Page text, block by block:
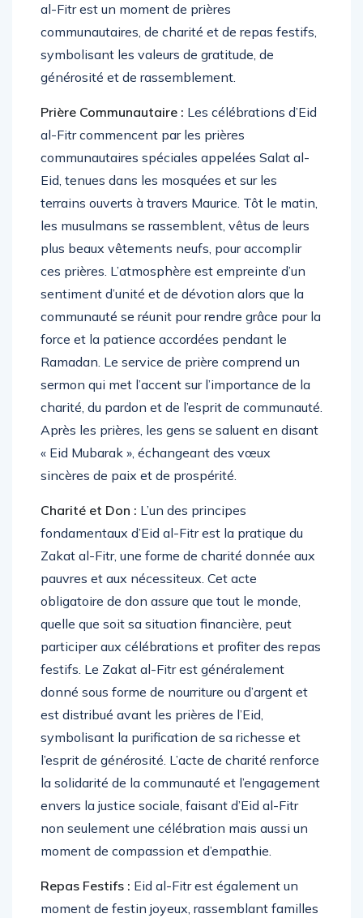
al-Fitr est un moment de prières
communautaires, de charité et de repas festifs,
symbolisant les valeurs de gratitude, de
générosité et de rassemblement.
Prière Communautaire : Les célébrations d’Eid
al-Fitr commencent par les prières
communautaires spéciales appelées Salat al-
Eid, tenues dans les mosquées et sur les
terrains ouverts à travers Maurice. Tôt le matin,
les musulmans se rassemblent, vêtus de leurs
plus beaux vêtements neufs, pour accomplir
ces prières. L’atmosphère est empreinte d’un
sentiment d’unité et de dévotion alors que la
communauté se réunit pour rendre grâce pour la
force et la patience accordées pendant le
Ramadan. Le service de prière comprend un
sermon qui met l’accent sur l’importance de la
charité, du pardon et de l’esprit de communauté.
Après les prières, les gens se saluent en disant
« Eid Mubarak », échangeant des vœux
sincères de paix et de prospérité.
Charité et Don : L’un des principes
fondamentaux d’Eid al-Fitr est la pratique du
Zakat al-Fitr, une forme de charité donnée aux
pauvres et aux nécessiteux. Cet acte
obligatoire de don assure que tout le monde,
quelle que soit sa situation financière, peut
participer aux célébrations et profiter des repas
festifs. Le Zakat al-Fitr est généralement
donné sous forme de nourriture ou d’argent et
est distribué avant les prières de l’Eid,
symbolisant la purification de sa richesse et
l’esprit de générosité. L’acte de charité renforce
la solidarité de la communauté et l’engagement
envers la justice sociale, faisant d’Eid al-Fitr
non seulement une célébration mais aussi un
moment de compassion et d’empathie.
Repas Festifs : Eid al-Fitr est également un
moment de festin joyeux, rassemblant familles